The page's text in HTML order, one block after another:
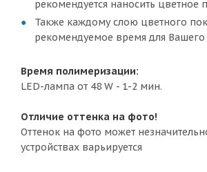
рекомендуется наносить цветное
Также каждому слою цветного
рекомендуемое время для Вашего
Время полимеризации:
LED-лампа от 48 W - 1-2 мин.
Отличие оттенка на фото!
Оттенок на фото может
устройствах варьируется